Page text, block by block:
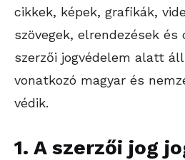
cikkek, képek, grafikák,
szövegek, elrendezések és
szerzői jogvédelem alatt
vonatkozó magyar és
védik.
1. A szerzői jog